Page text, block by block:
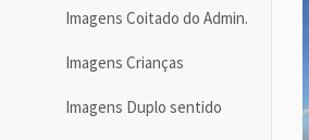
Imagens Coitado do Admin.
Imagens Crianças
Imagens Duplo sentido